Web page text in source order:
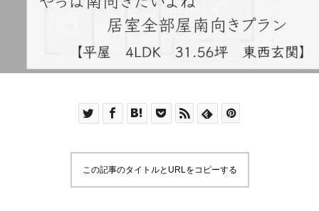
この記事のタイトルとURLをコピーする